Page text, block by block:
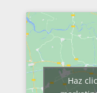
Haz